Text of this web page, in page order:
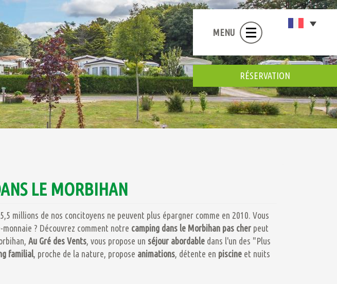
MENU
RÉSERVATION
LE MORBIHAN
millions de nos concitoyens ne peuvent plus épargner comme en 2010. Vous
? Découvrez comment notre camping dans le Morbihan pas cher peut
Au Gré des Vents , vous propose un séjour abordable dans l'un des "Plus
familial , proche de la nature, propose animations , détente en piscine et nuits